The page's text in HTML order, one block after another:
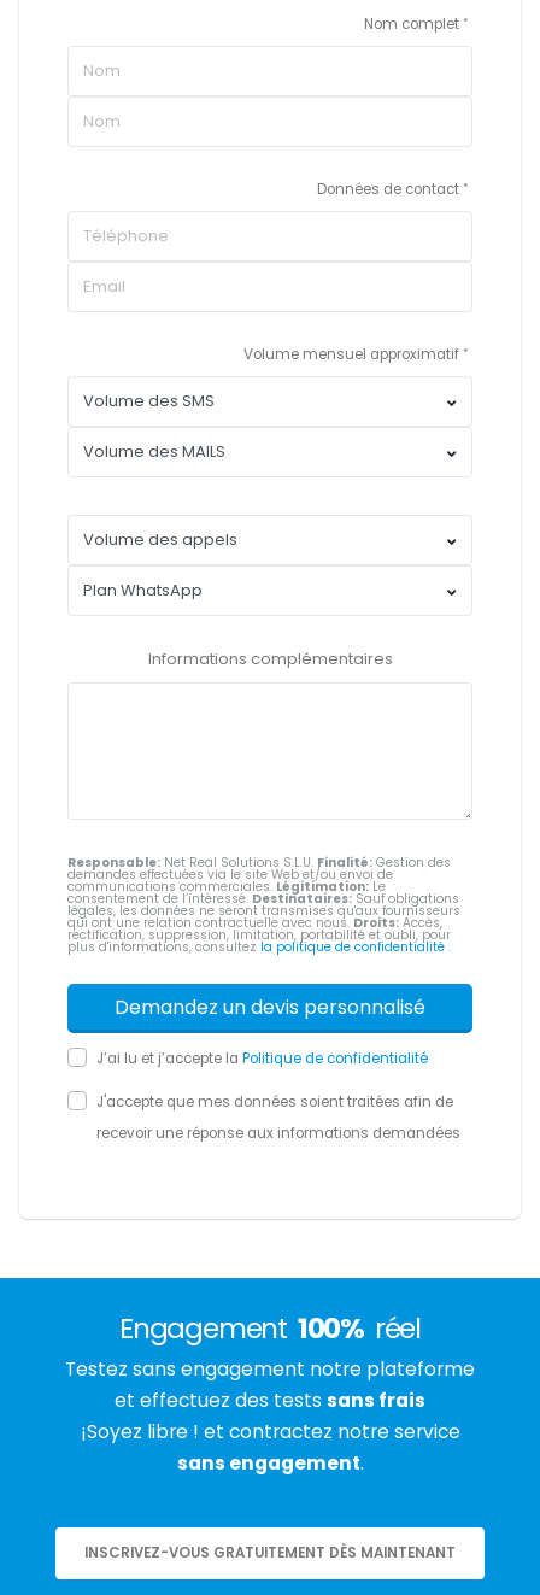
Nom complet
Données de contact
Volume mensuel approximatif
Informations complémentaires
Responsable: Net Real Solutions S.L.U. Finalité: Gestion des
demandes effectuées via le site Web et/ou envoi de
communications commerciales. Légitimation: Le
consentement de l’intéressé. Destinataires: Sauf obligations
légales, les données ne seront transmises qu'aux fournisseurs
qui ont une relation contractuelle avec nous. Droits: Accès,
rectification, suppression, limitation, portabilité et oubli, pour
plus d'informations, consultez la politique de confidentialité .
J’ai lu et j’accepte la Politique de confidentialité
J'accepte que mes données soient traitées afin de
recevoir une réponse aux informations demandées
Engagement 100% réel
Testez sans engagement notre plateforme
et effectuez des tests sans frais
¡Soyez libre ! et contractez notre service
sans engagement.
INSCRIVEZ-VOUS GRATUITEMENT DÈS MAINTENANT